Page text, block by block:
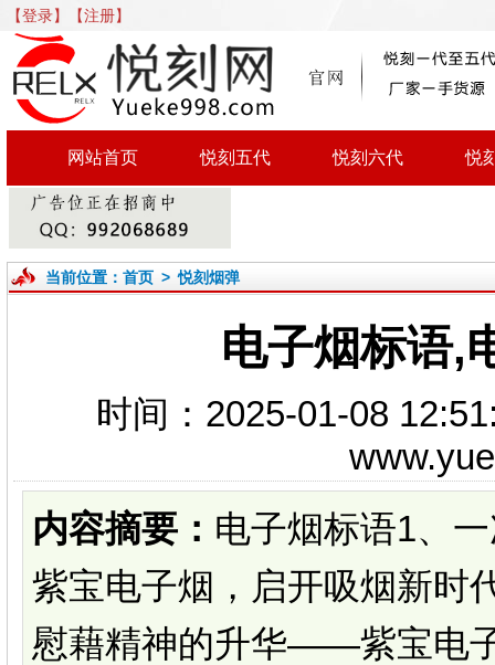
【登录】 【注册】
网站首页 悦刻五代 悦刻六代 悦
当前位置： 首页>悦刻烟弹
电子烟标语,
时间：2025-01-08
内容摘要： 电子烟标语1
紫宝电子烟，启开吸烟新时代
慰藉精神的升华——紫宝电子烟 